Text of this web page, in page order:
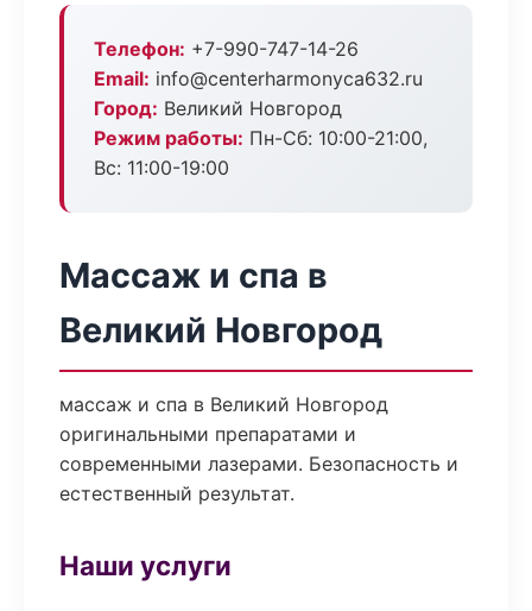
Телефон: +7-990-747-14-26
Email: info@centerharmonyca632.ru
Город: Великий Новгород
Режим работы: Пн-Сб: 10:00-21:00,
Вс: 11:00-19:00
Массаж и спа в
Великий Новгород
массаж и спа в Великий Новгород
оригинальными препаратами и
современными лазерами. Безопасность и
естественный результат.
Наши услуги